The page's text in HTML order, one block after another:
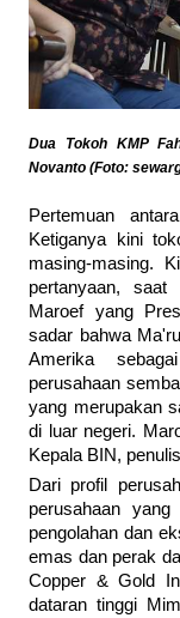
Dua Tokoh KMP
Novanto (Foto:
Pertemuan
Ketiganya kini
masing-masing.
pertanyaan,
Maroef yang
sadar bahwa
Amerika
perusahaan
yang merupakan
di luar negeri.
Kepala BIN,
Dari profil
perusahaan
pengolahan dan
emas dan perak
Copper & Gold
dataran tinggi